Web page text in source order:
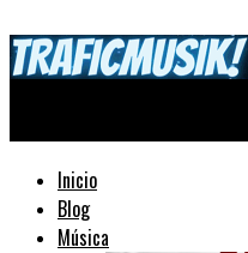
Inicio
Blog
Música